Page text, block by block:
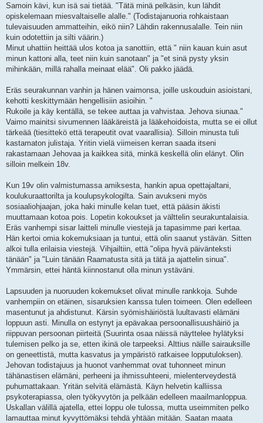
Samoin kävi, kun isä sai tietää. "Tätä minä pelkäsin, kun lähdit
opiskelemaan miesvaltaiselle alalle." (Todistajanuoria rohkaistaan
tulevaisuuden ammatteihin, eikö niin? Lähdin rakennusalalle. Tein niin
kuin odotettiin ja silti väärin.)
Minut uhattiin heittää ulos kotoa ja sanottiin, että " niin kauan kuin asut
minun kattoni alla, teet niin kuin sanotaan" ja "et sinä pysty yksin
mihinkään, millä rahalla meinaat elää". Oli pakko jäädä.
Eräs seurakunnan vanhin ja hänen vaimonsa, joille uskouduin asioistani,
kehotti keskittymään hengellisiin asioihin. "
Rukoile ja käy kentällä, se tekee auttaa ja vahvistaa. Jehova siunaa."
Vaimo mainitsi sivumennen lääkäreistä ja lääkehoidoista, mutta se ei ollut
tärkeää (tiesittekö että terapeutit ovat vaarallisia). Silloin minusta tuli
kastamaton julistaja. Yritin vielä viimeisen kerran saada itseni
rakastamaan Jehovaa ja kaikkea sitä, minkä keskellä olin elänyt. Olin
silloin melkein 18v.
Kun 19v olin valmistumassa amiksesta, hankin apua opettajaltani,
koulukuraattorilta ja koulupsykologilta. Sain avukseni myös
sosiaaliohjaajan, joka haki minulle kelan tuet, että pääsin äkisti
muuttamaan kotoa pois. Lopetin kokoukset ja välttelin seurakuntalaisia.
Eräs vanhempi sisar laitteli minulle viestejä ja tapasimme pari kertaa.
Hän kertoi omia kokemuksiaan ja tuntui, että olin saanut ystävän. Sitten
alkoi tulla erilaisia viestejä. Vihjailtiin, että "olipa hyvä päivänteksti
tänään" ja "Luin tänään Raamatusta sitä ja tätä ja ajattelin sinua".
Ymmärsin, ettei häntä kiinnostanut olla minun ystäväni.
Lapsuuden ja nuoruuden kokemukset olivat minulle rankkoja. Suhde
vanhempiin on etäinen, sisaruksien kanssa tulen toimeen. Olen edelleen
masentunut ja ahdistunut. Kärsin syömishäiriöstä luultavasti elämäni
loppuun asti. Minulla on estynyt ja epävakaa persoonallisuushäiriö ja
riippuvan persoonan piirteitä (Suurinta osaa näissä näyttelee hylätyksi
tulemisen pelko ja se, etten ikinä ole tarpeeksi. Alttius näille sairauksille
on geneettistä, mutta kasvatus ja ympäristö ratkaisee lopputuloksen).
Jehovan todistajuus ja huonot vanhemmat ovat tuhonneet minun
tähänastisen elämäni, perheeni ja ihmissuhteeni, mielenterveydestä
puhumattakaan. Yritän selvitä elämästä. Käyn helvetin kalliissa
psykoterapiassa, olen työkyvytön ja pelkään edelleen maailmanloppua.
Uskallan välillä ajatella, ettei loppu ole tulossa, mutta useimmiten pelko
lamauttaa minut kyvyttömäksi tehdä yhtään mitään. Saatan maata